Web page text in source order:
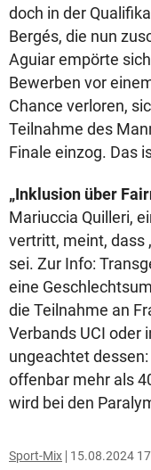
doch in der
Bergés, die nun
Aguiar empörte
Bewerben vor
Chance verloren,
Teilnahme des
Finale einzog. Das
„Inklusion über
Mariuccia Quilleri,
vertritt, meint, dass
sei. Zur Info:
eine
die Teilnahme an
Verbands UCI oder
ungeachtet
offenbar mehr als
wird bei den
Sport-Mix 15.08.2024